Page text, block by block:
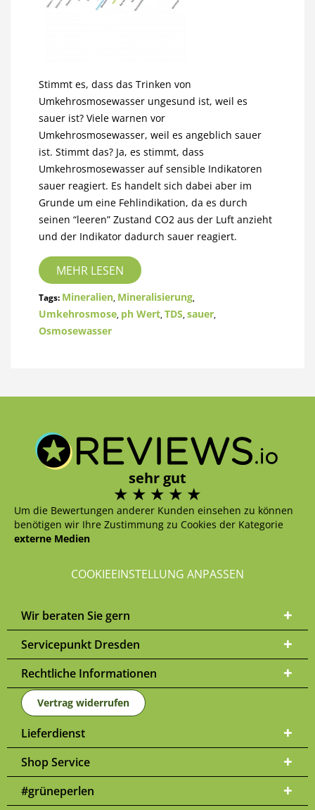
Stimmt es, dass das Trinken von
Umkehrosmosewasser ungesund ist, weil es
sauer ist? Viele warnen vor
Umkehrosmosewasser, weil es angeblich sauer
ist. Stimmt das? Ja, es stimmt, dass
Umkehrosmosewasser auf sensible Indikatoren
sauer reagiert. Es handelt sich dabei aber im
Grunde um eine Fehlindikation, da es durch
seinen “leeren” Zustand CO2 aus der Luft anzieht
und der Indikator dadurch sauer reagiert.
MEHR LESEN
Tags: Mineralien, Mineralisierung,
Umkehrosmose, ph Wert,TDS,sauer,
Osmosewasser
sehr gut
Um die Bewertungen anderer Kunden einsehen zu können
benötigen wir Ihre Zustimmung zu Cookies der Kategorie
externe Medien
COOKIEEINSTELLUNG ANPASSEN
Wir beraten Sie gern
Servicepunkt Dresden
Rechtliche Informationen
Vertrag widerrufen
Lieferdienst
Shop Service
#grüneperlen